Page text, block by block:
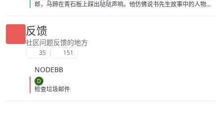
郎，马蹄在青石板上踩出哒哒声响。他仿佛说书先生故事中的人物，
的故事，待我慢慢说。 【下载地址】 百度：
https://pan.baidu.com/s/1itOGh3KBKMv6JfIHYQxwpQ?pwd=bcd2
夸克：https://pan.quark.cn/s/8375dbc46783?pwd=Tibp 移动：
https://yun.139.com/shareweb/#/w/i/2wFGUZhZz7Fr1
反馈
社区问题反馈的地方
35 151
NODEBB
D
检查垃圾邮件